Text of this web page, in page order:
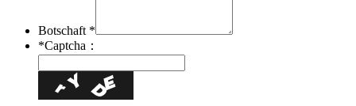
Botschaft *
*Captcha：